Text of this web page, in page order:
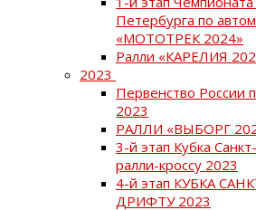
Петербурга по
«МОТОТРЕК 2024»
Ралли «КАРЕЛИЯ
2023
Первенство России
2023
РАЛЛИ «ВЫБОРГ
3-й этап Кубка
ралли-кроссу 2023
4-й этап КУБКА
ДРИФТУ 2023